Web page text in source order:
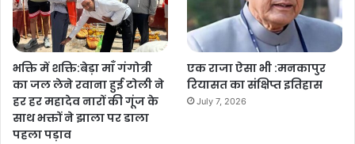
भक्ति में शक्ति:बेड़ा माँ गंगोत्री
का जल लेने रवाना हुई टोली ने
हर हर महादेव नारों की गूंज के
साथ भक्तों ने झाला पर डाला
पहला पड़ाव
एक राजा ऐसा भी :मनकापुर
रियासत का संक्षिप्त इतिहास
July 7, 2026